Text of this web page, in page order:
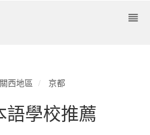
關西地區 京都
語學校推薦